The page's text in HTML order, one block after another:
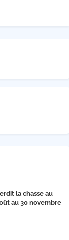
la chasse au
au 30 novembre